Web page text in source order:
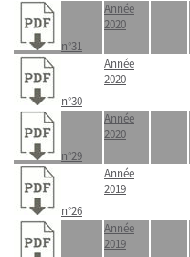
n°31
Année
2020
n°30
Année
2020
n°29
Année
2020
n°26
Année
2019
Année
2019